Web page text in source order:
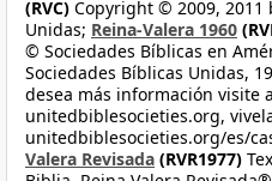
(RVC) Copyright © 2009, 2011
Unidas; Reina-Valera 1960
© Sociedades Bíblicas en
Sociedades Bíblicas Unidas,
desea más información visite
unitedbiblesocieties.org,
unitedbiblesocieties.org/es/
Valera Revisada (RVR1977)